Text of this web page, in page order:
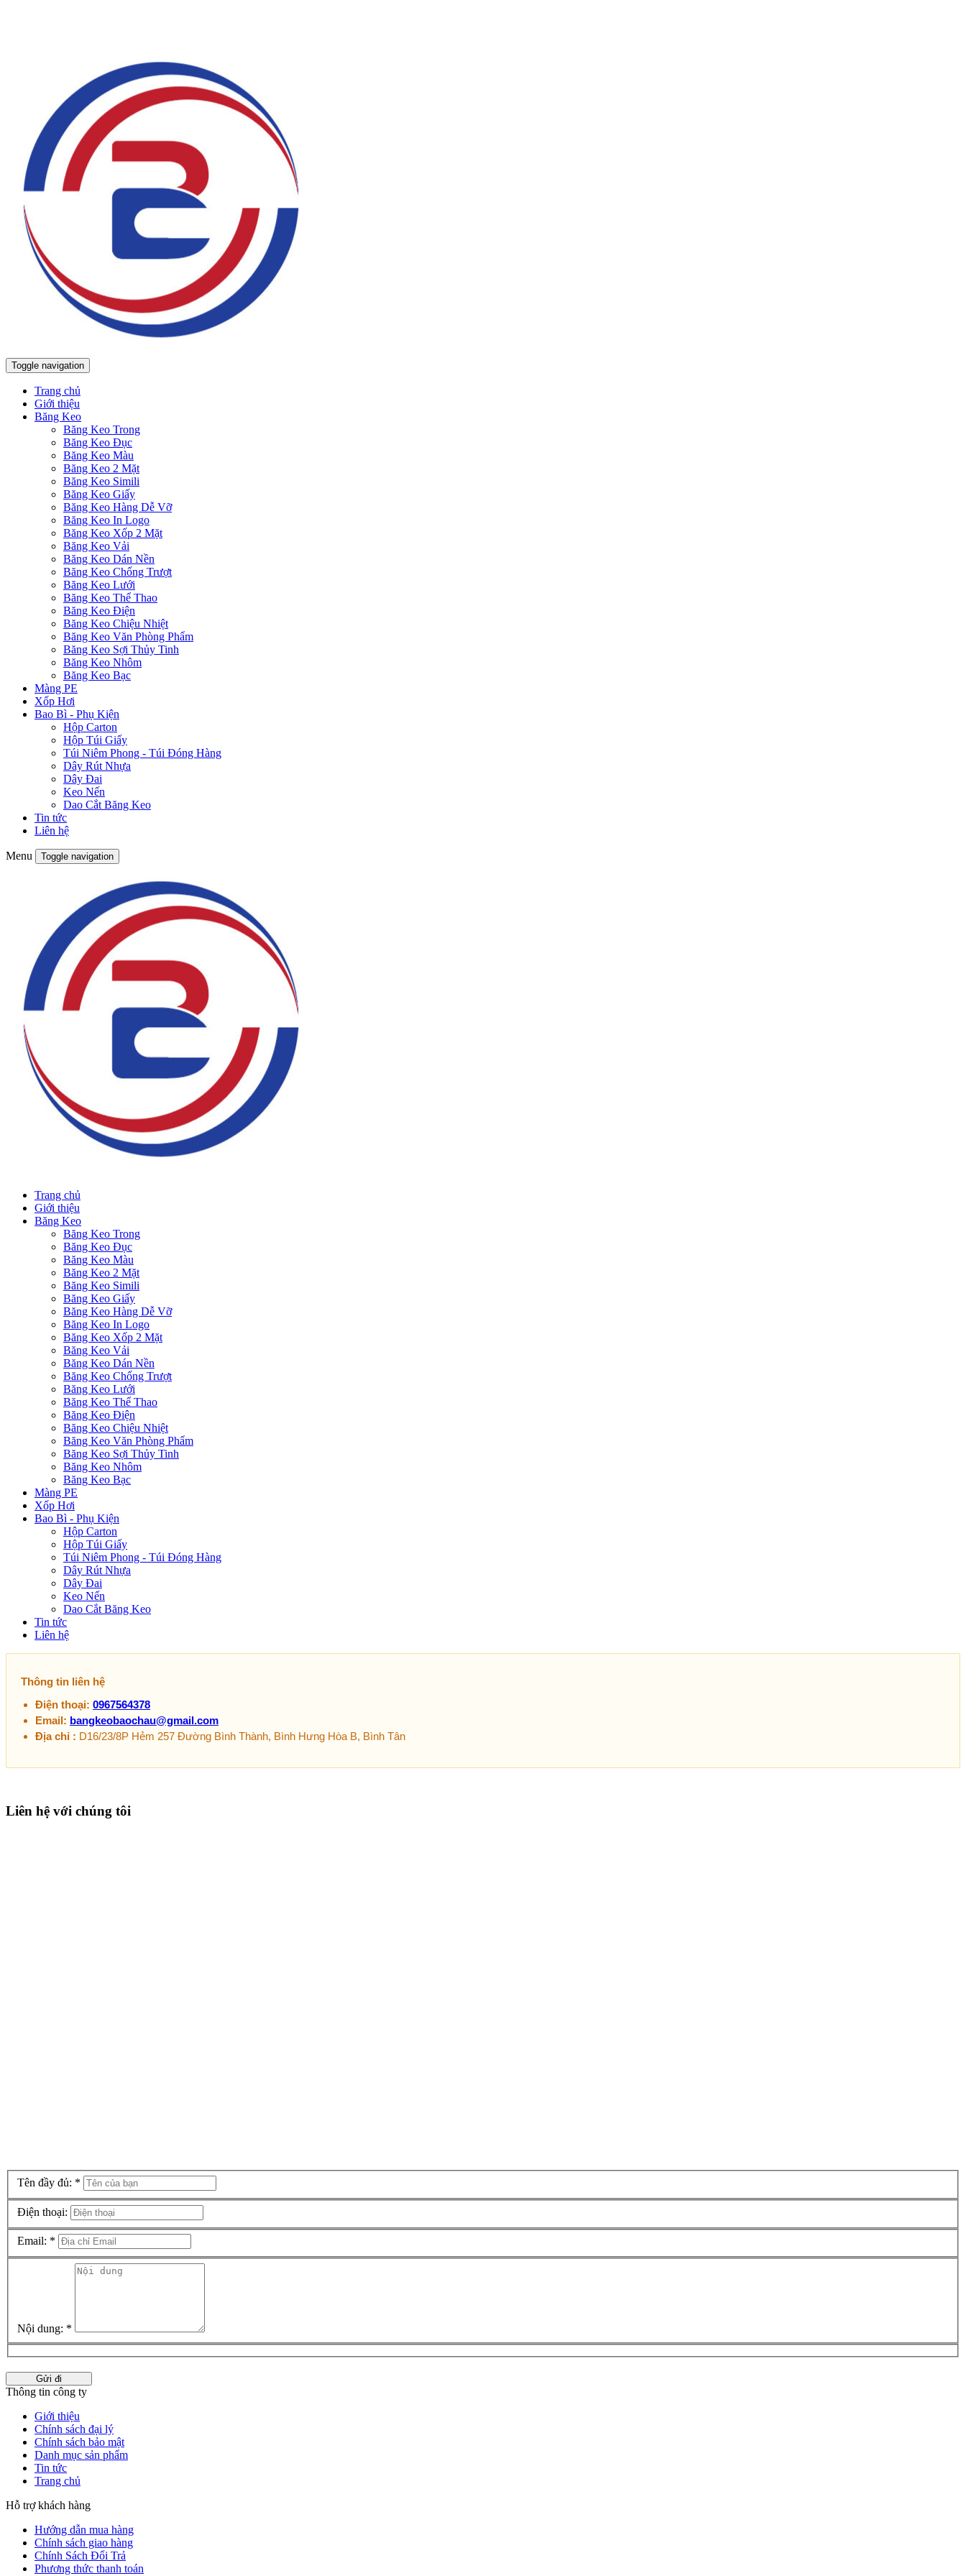
Toggle navigation
Trang chủ
Giới thiệu
Băng Keo
Băng Keo Trong
Băng Keo Đục
Băng Keo Màu
Băng Keo 2 Mặt
Băng Keo Simili
Băng Keo Giấy
Băng Keo Hàng Dễ Vỡ
Băng Keo In Logo
Băng Keo Xốp 2 Mặt
Băng Keo Vải
Băng Keo Dán Nền
Băng Keo Chống Trượt
Băng Keo Lưới
Băng Keo Thể Thao
Băng Keo Điện
Băng Keo Chiệu Nhiệt
Băng Keo Văn Phòng Phẩm
Băng Keo Sợi Thủy Tinh
Băng Keo Nhôm
Băng Keo Bạc
Màng PE
Xốp Hơi
Bao Bì - Phụ Kiện
Hộp Carton
Hộp Túi Giấy
Túi Niêm Phong - Túi Đóng Hàng
Dây Rút Nhựa
Dây Đai
Keo Nến
Dao Cắt Băng Keo
Tin tức
Liên hệ
Menu Toggle navigation
Trang chủ
Giới thiệu
Băng Keo
Băng Keo Trong
Băng Keo Đục
Băng Keo Màu
Băng Keo 2 Mặt
Băng Keo Simili
Băng Keo Giấy
Băng Keo Hàng Dễ Vỡ
Băng Keo In Logo
Băng Keo Xốp 2 Mặt
Băng Keo Vải
Băng Keo Dán Nền
Băng Keo Chống Trượt
Băng Keo Lưới
Băng Keo Thể Thao
Băng Keo Điện
Băng Keo Chiệu Nhiệt
Băng Keo Văn Phòng Phẩm
Băng Keo Sợi Thủy Tinh
Băng Keo Nhôm
Băng Keo Bạc
Màng PE
Xốp Hơi
Bao Bì - Phụ Kiện
Hộp Carton
Hộp Túi Giấy
Túi Niêm Phong - Túi Đóng Hàng
Dây Rút Nhựa
Dây Đai
Keo Nến
Dao Cắt Băng Keo
Tin tức
Liên hệ
Thông tin liên hệ
Điện thoại: 0967564378
Email: bangkeobaochau@gmail.com
Địa chỉ : D16/23/8P Hẻm 257 Đường Bình Thành, Bình Hưng Hòa B, Bình Tân
Liên hệ với chúng tôi
Tên đầy đủ: *
Điện thoại:
Email: *
Nội dung: *
Gửi đi
Thông tin công ty
Giới thiệu
Chính sách đại lý
Chính sách bảo mật
Danh mục sản phẩm
Tin tức
Trang chủ
Hỗ trợ khách hàng
Hướng dẫn mua hàng
Chính sách giao hàng
Chính Sách Đổi Trả
Phương thức thanh toán